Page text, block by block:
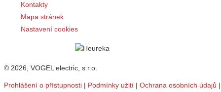
Kontakty
Mapa stránek
Nastavení cookies
© 2026, VOGEL electric, s.r.o.
Prohlášení o přístupnosti | Podmínky užití | Ochrana osobních údajů